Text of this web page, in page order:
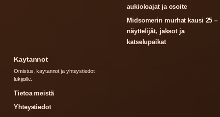
aukioloajat ja osoite
Midsomerin murhat kausi 25 –
näyttelijät, jaksot ja
katselupaikat
Kaytannot
Omistus, kaytannot ja yhteystiedot
lukijoille.
Tietoa meistä
Yhteystiedot